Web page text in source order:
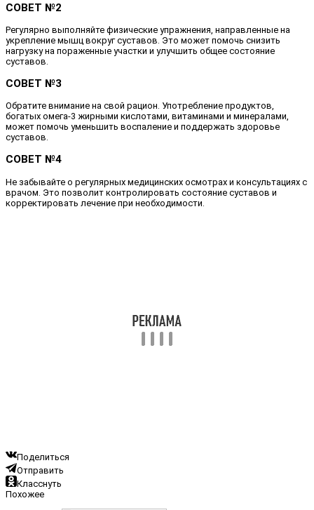
СОВЕТ №2
Регулярно выполняйте физические упражнения, направленные на
укрепление мышц вокруг суставов. Это может помочь снизить
нагрузку на пораженные участки и улучшить общее состояние
суставов.
СОВЕТ №3
Обратите внимание на свой рацион. Употребление продуктов,
богатых омега-3 жирными кислотами, витаминами и минералами,
может помочь уменьшить воспаление и поддержать здоровье
суставов.
СОВЕТ №4
Не забывайте о регулярных медицинских осмотрах и консультациях с
врачом. Это позволит контролировать состояние суставов и
корректировать лечение при необходимости.
Поделиться
Отправить
Класснуть
Похожее